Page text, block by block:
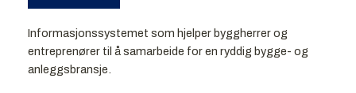
Informasjonssystemet som hjelper byggherrer og
entreprenører til å samarbeide for en ryddig bygge- og
anleggsbransje.